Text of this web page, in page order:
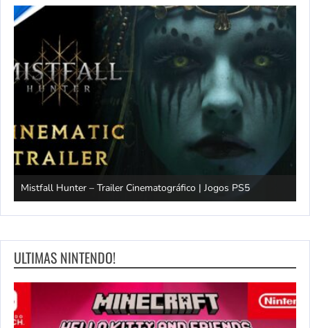
Mistfall Hunter – Trailer Cinematográfico | Jogos PS5
ULTIMAS NINTENDO!